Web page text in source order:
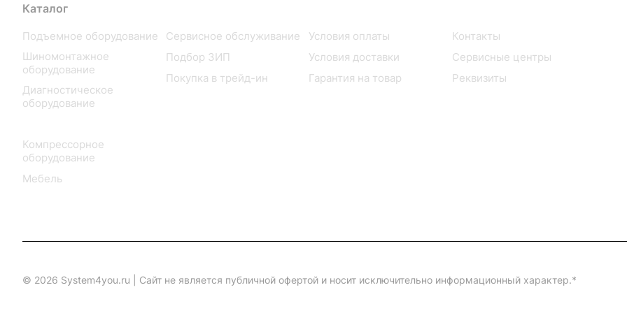
Каталог
Подъемное оборудование
Шиномонтажное
оборудование
Диагностическое
оборудование
Компрессорное
оборудование
Мебель
Сервисное обслуживание
Подбор ЗИП
Покупка в трейд-ин
Условия оплаты
Условия доставки
Гарантия на товар
Контакты
Сервисные центры
Реквизиты
© 2026 System4you.ru | Cайт не является публичной офертой и носит исключительно информационный характер.*